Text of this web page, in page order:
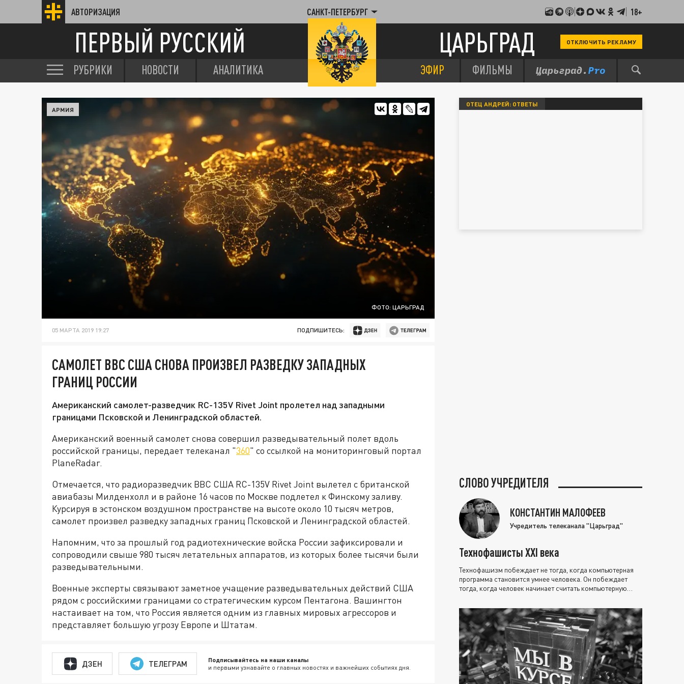
АВТОРИЗАЦИЯ САНКТ-ПЕТЕРБУРГ 18+
ПЕРВЫЙ РУССКИЙ ЦАРЬГРАД ОТКЛЮЧИТЬ РЕКЛАМУ
РУБРИКИ НОВОСТИ АНАЛИТИКА ЭФИР ФИЛЬМЫ
ФОТО: ЦАРЬГРАД
АРМИЯ
05 МАРТА 2019 19:27 ПОДПИШИТЕСЬ:
САМОЛЕТ ВВС США СНОВА ПРОИЗВЕЛ РАЗВЕДКУ ЗАПАДНЫХ
ГРАНИЦ РОССИИ
Американский самолет-разведчик RC-135V Rivet Joint пролетел над западными
границами Псковской и Ленинградской областей.
Американский военный самолет снова совершил разведывательный полет вдоль
российской границы, передает телеканал "360" со ссылкой на мониторинговый портал
PlaneRadar.
Отмечается, что радиоразведчик ВВС США RC-135V Rivet Joint вылетел с британской
авиабазы Милденхолл и в районе 16 часов по Москве подлетел к Финскому заливу.
Курсируя в эстонском воздушном пространстве на высоте около 10 тысяч метров,
самолет произвел разведку западных границ Псковской и Ленинградской областей.
Напомним, что за прошлый год радиотехнические войска России зафиксировали и
сопроводили свыше 980 тысяч летательных аппаратов, из которых более тысячи были
разведывательными.
Военные эксперты связывают заметное учащение разведывательных действий США
рядом с российскими границами со стратегическим курсом Пентагона. Вашингтон
настаивает на том, что Россия является одним из главных мировых агрессоров и
представляет большую угрозу Европе и Штатам.
ДЗЕН ТЕЛЕГРАМ Подписывайтесь на наши каналы
и первыми узнавайте о главных новостях и важнейших событиях дня.
ОТЕЦ АНДРЕЙ: ОТВЕТЫ
СЛОВО УЧРЕДИТЕЛЯ
КОНСТАНТИН МАЛОФЕЕВ
Учредитель телеканала "Царьград"
Технофашисты XXI века
Технофашизм побеждает не тогда, когда компьютерная
программа становится умнее человека. Он побеждает
тогда, когда человек начинает считать компьютерную